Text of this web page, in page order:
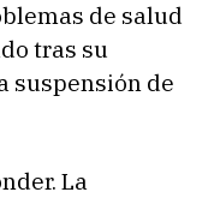
de salud
tras su
suspensión de
La